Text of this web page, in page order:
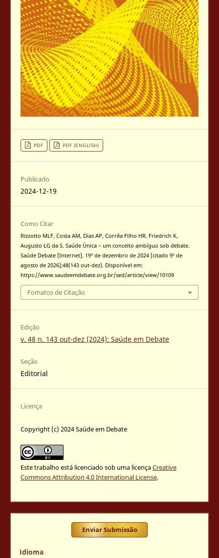
PDF PDF (ENGLISH)
Publicado
2024-12-19
Como Citar
Rizzotto MLF, Costa AM, Dias AP, Corrêa Filho HR, Friedrich K,
Augusto LG da S. Saúde Única – um conceito ambíguo sob debate.
Saúde Debate [Internet]. 19º de dezembro de 2024 [citado 9º de
agosto de 2026];48(143 out-dez). Disponível em:
https://www.saudeemdebate.org.br/sed/article/view/10109
Fomatos de Citação
Edição
v. 48 n. 143 out-dez (2024): Saúde em Debate
Seção
Editorial
Licença
Copyright (c) 2024 Saúde em Debate
Este trabalho está licenciado sob uma licençaCreative
Commons Attribution 4.0 International License.
Enviar Submissão
Idioma